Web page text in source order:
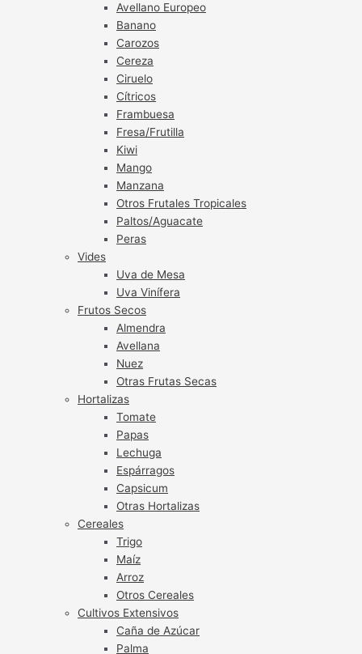
Avellano Europeo
Banano
Carozos
Cereza
Ciruelo
Cítricos
Frambuesa
Fresa/Frutilla
Kiwi
Mango
Manzana
Otros Frutales Tropicales
Paltos/Aguacate
Peras
Vides
Uva de Mesa
Uva Vinífera
Frutos Secos
Almendra
Avellana
Nuez
Otras Frutas Secas
Hortalizas
Tomate
Papas
Lechuga
Espárragos
Capsicum
Otras Hortalizas
Cereales
Trigo
Maíz
Arroz
Otros Cereales
Cultivos Extensivos
Caña de Azúcar
Palma